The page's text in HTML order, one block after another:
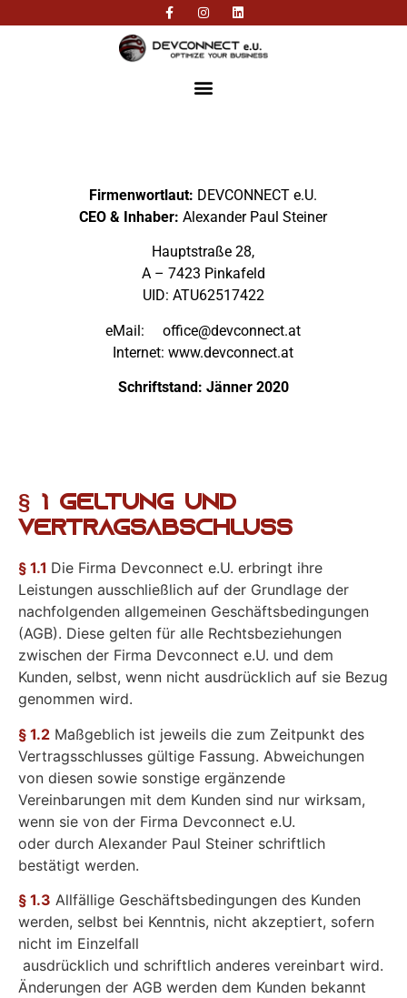
Firmenwortlaut: DEVCONNECT e.U.
CEO & Inhaber: Alexander Paul Steiner
Hauptstraße 28,
A – 7423 Pinkafeld
UID: ATU62517422
eMail: office@devconnect.at
Internet: www.devconnect.at
Schriftstand: Jänner 2020
§ 1 Geltung und
Vertragsabschluss
§ 1.1 Die Firma Devconnect e.U. erbringt ihre
Leistungen ausschließlich auf der Grundlage der
nachfolgenden allgemeinen Geschäftsbedingungen
(AGB). Diese gelten für alle Rechtsbeziehungen
zwischen der Firma Devconnect e.U. und dem
Kunden, selbst, wenn nicht ausdrücklich auf sie Bezug
genommen wird.
§ 1.2 Maßgeblich ist jeweils die zum Zeitpunkt des
Vertragsschlusses gültige Fassung. Abweichungen
von diesen sowie sonstige ergänzende
Vereinbarungen mit dem Kunden sind nur wirksam,
wenn sie von der Firma Devconnect e.U.
oder durch Alexander Paul Steiner schriftlich
bestätigt werden.
§ 1.3 Allfällige Geschäftsbedingungen des Kunden
werden, selbst bei Kenntnis, nicht akzeptiert, sofern
nicht im Einzelfall
ausdrücklich und schriftlich anderes vereinbart wird.
Änderungen der AGB werden dem Kunden bekannt